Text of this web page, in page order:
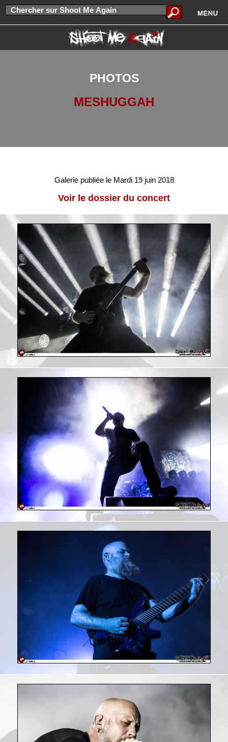
PHOTOS
MESHUGGAH
Galerie publiée le Mardi 19 juin 2018
Voir le dossier du concert